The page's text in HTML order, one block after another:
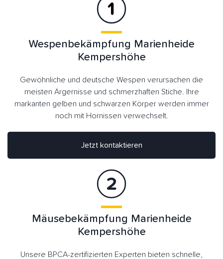
Wespenbekämpfung Marienheide
Kempershöhe
Gewöhnliche und deutsche Wespen verursachen die
meisten Ärgernisse und schmerzhaften Stiche. Ihre
markanten gelben und schwarzen Körper werden immer
noch mit Hornissen verwechselt.
Jetzt kontaktieren
Mäusebekämpfung Marienheide
Kempershöhe
Unsere BPCA-zertifizierten Experten bieten schnelle,